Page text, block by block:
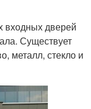
входных дверей
Существует
металл, стекло и